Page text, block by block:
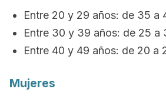
Entre 20 y 29 años: de 35 a
Entre 30 y 39 años: de 25 a
Entre 40 y 49 años: de 20 a
Mujeres